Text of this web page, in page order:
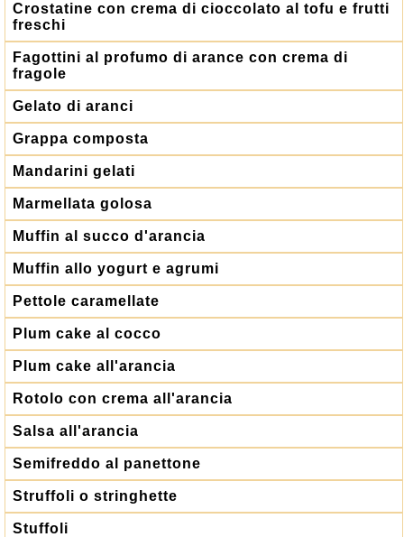
Crostatine con crema di cioccolato al tofu e frutti
freschi
Fagottini al profumo di arance con crema di
fragole
Gelato di aranci
Grappa composta
Mandarini gelati
Marmellata golosa
Muffin al succo d'arancia
Muffin allo yogurt e agrumi
Pettole caramellate
Plum cake al cocco
Plum cake all'arancia
Rotolo con crema all'arancia
Salsa all'arancia
Semifreddo al panettone
Struffoli o stringhette
Stuffoli